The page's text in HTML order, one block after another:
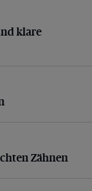
klare Ansage
klare
Zähnen
Zähnen